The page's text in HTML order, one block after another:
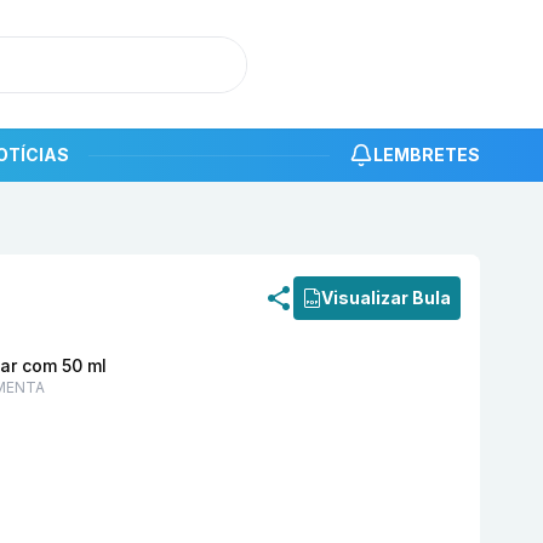
LEMBRETES
Visualizar Bula
com 50 ml